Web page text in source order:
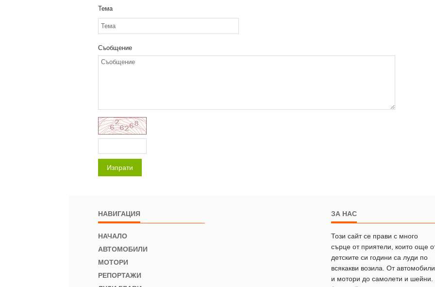
Тема
Съобщение
Изпрати
НАВИГАЦИЯ
НАЧАЛО
АВТОМОБИЛИ
МОТОРИ
РЕПОРТАЖИ
ЗА НАС
Този сайт се прави с много
сърце от приятели, които още
детските си години са луди по
всякакви возила. От автомобили
и мотори до самолети и шейни.